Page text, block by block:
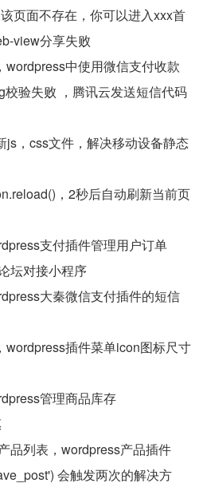
页面不存在，你可以进入xxx首
view分享失败
中使用微信支付收款
验失败 ，腾讯云发送短信代码
js，css文件，解决移动设备静态
，2秒后自动刷新当前页
支付插件管理用户订单
坛对接小程序
大秦微信支付插件的短信
wordpress插件菜单icon图标尺寸
管理商品库存
品列表，wordpress产品插件
会触发两次的解决方